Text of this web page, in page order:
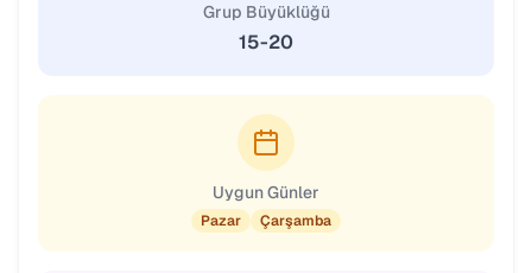
Grup Büyüklüğü
15-20
Uygun Günler
Pazar Çarşamba